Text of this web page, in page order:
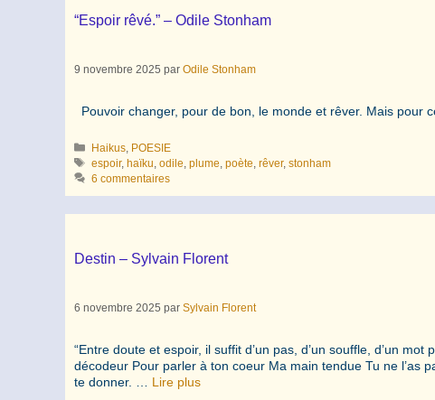
“Espoir rêvé.” – Odile Stonham
9 novembre 2025 par Odile Stonham
Pouvoir changer, pour de bon, le monde et rêver. Mais pour
Catégories
Haikus, POESIE
Étiquettes
espoir,haïku,odile,plume,poète,rêver,stonham
6 commentaires
Destin – Sylvain Florent
6 novembre 2025 par Sylvain Florent
“Entre doute et espoir, il suffit d’un pas, d’un souffle, d’un
décodeur Pour parler à ton coeur Ma main tendue Tu ne l’as
te donner. … Lire plus